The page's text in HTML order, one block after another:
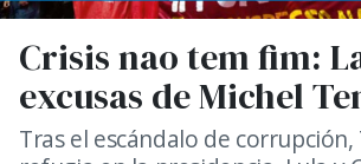
Crisis nao tem fim:
excusas de Michel
Tras el escándalo de corrupción,